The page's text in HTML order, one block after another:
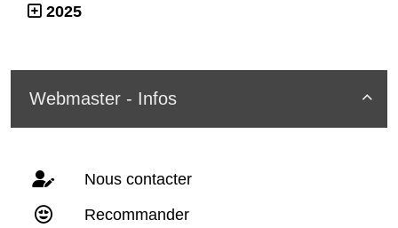
2025

Webmaster - Infos
Nous contacter
Recommander